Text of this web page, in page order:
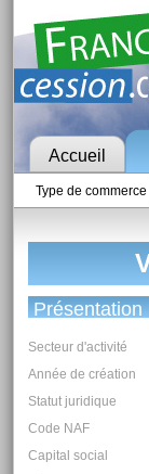
Accueil
Type de commerce
Présentation
Secteur d'activité
Année de création
Statut juridique
Code NAF
Capital social